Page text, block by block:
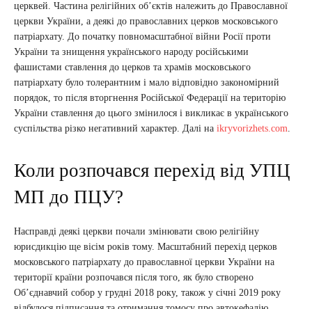
церквей. Частина релігійних об’єктів належить до Православної
церкви України, а деякі до православних церков московського
патріархату. До початку повномасштабної війни Росії проти
України та знищення українського народу російськими
фашистами ставлення до церков та храмів московського
патріархату було толерантним і мало відповідно закономірний
порядок, то після вторгнення Російської Федерації на територію
України ставлення до цього змінилося і викликає в українського
суспільства різко негативний характер. Далі на ikryvorizhets.com.
Коли розпочався перехід від УПЦ
МП до ПЦУ?
Насправді деякі церкви почали змінювати свою релігійну
юрисдикцію ще вісім років тому. Масштабний перехід церков
московського патріархату до православної церкви України на
території країни розпочався після того, як було створено
Об’єднавчий собор у грудні 2018 року, також у січні 2019 року